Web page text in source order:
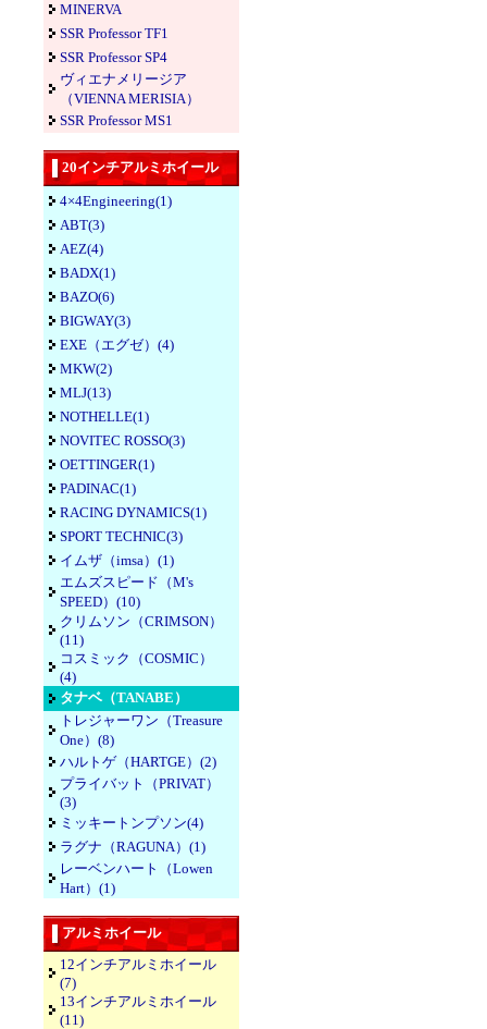
MINERVA
SSR Professor TF1
SSR Professor SP4
ヴィエナメリージア
（VIENNA MERISIA）
SSR Professor MS1
20インチアルミホイール
4×4Engineering(1)
ABT(3)
AEZ(4)
BADX(1)
BAZO(6)
BIGWAY(3)
EXE（エグゼ）(4)
MKW(2)
MLJ(13)
NOTHELLE(1)
NOVITEC ROSSO(3)
OETTINGER(1)
PADINAC(1)
RACING DYNAMICS(1)
SPORT TECHNIC(3)
イムザ（imsa）(1)
エムズスピード（M's
SPEED）(10)
クリムソン（CRIMSON）
(11)
コスミック（COSMIC）
(4)
タナベ（TANABE）
トレジャーワン（Treasure
One）(8)
ハルトゲ（HARTGE）(2)
プライバット（PRIVAT）
(3)
ミッキートンプソン(4)
ラグナ（RAGUNA）(1)
レーベンハート（Lowen
Hart）(1)
アルミホイール
12インチアルミホイール
(7)
13インチアルミホイール
(11)